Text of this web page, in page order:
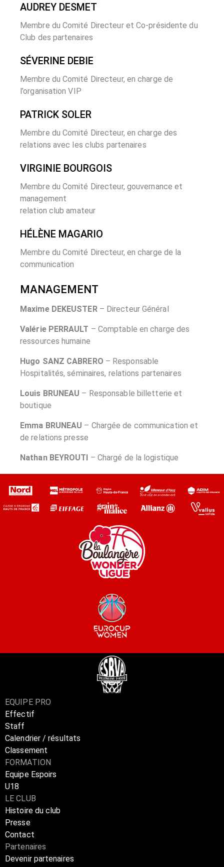
AUDREY DESMET
Membre du Comité Directeur et Co-présidente du
Club des partenaires
SÉVERINE DEBIE
Membre du Comité Directeur, en charge de
l’organisation VIP
PATRICK SOLER
Membre du Comité Directeur, en charge des
relations avec les clubs partenaires
VIRGINIE BOURGOIS
Membre du Comité Directeur, gouvernance et
management
relation club amateur
HÉLÈNE MAGARIO
Membre du Comité Directeur, en charge de la
communication
MANAGEMENT
Maxime DEKEUSTER– Directeur Général
Valérie PERRAULT – Comptable en charge des
ressources humaine
Hugo SANZ CABRERO – Responsable
Hospitalités, séminaires, relations partenaires
Louis BRUNEAU – Responsable billetterie et
boutique
Emma BRUNEAU – Chargée de communication et
de relations presse
Nathan BEYROUTI – Chargé de la logistique
EQUIPE PRO
Effectif
Staff
Calendrier / résultats
Classement
FORMATION
Equipe Espoirs
U18
LE CLUB
Histoire du club
Presse
Contact
Partenaires
Devenir partenaires